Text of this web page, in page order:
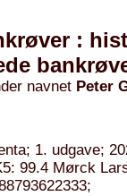
:
navnet Peter
1. udgave;
99.4 Mørck